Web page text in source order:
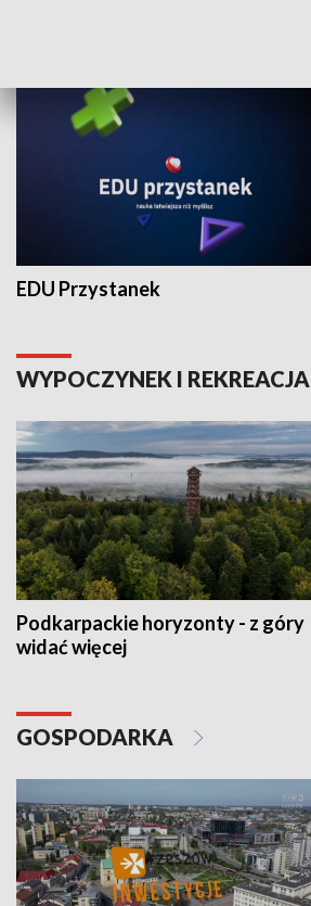
EDU Przystanek
WYPOCZYNEK I REKREACJA
Podkarpackie horyzonty - z góry
widać więcej
GOSPODARKA